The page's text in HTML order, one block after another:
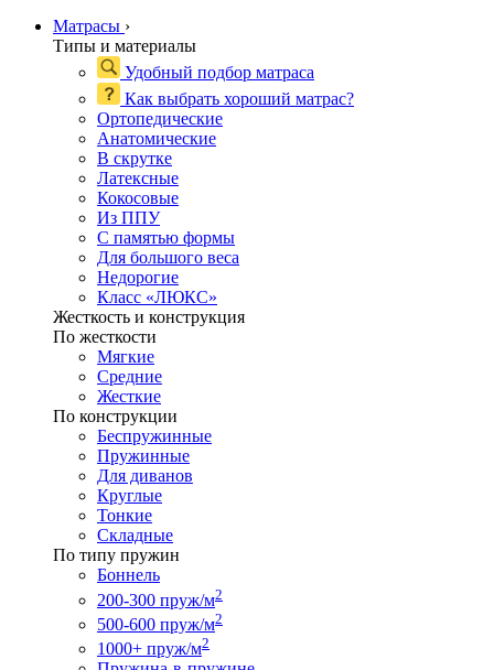
Матрасы ›
Типы и материалы
Удобный подбор матраса
Как выбрать хороший матрас?
Ортопедические
Анатомические
В скрутке
Латексные
Кокосовые
Из ППУ
С памятью формы
Для большого веса
Недорогие
Класс «ЛЮКС»
Жесткость и конструкция
По жесткости
Мягкие
Средние
Жесткие
По конструкции
Беспружинные
Пружинные
Для диванов
Круглые
Тонкие
Складные
По типу пружин
Боннель
200-300 пруж/м2
500-600 пруж/м2
1000+ пруж/м2